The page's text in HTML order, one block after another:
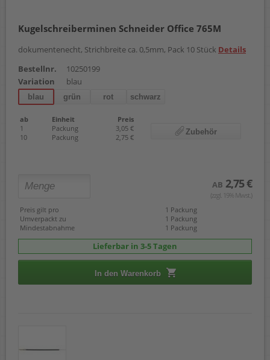
Kugelschreiberminen Schneider Office 765M
dokumentenecht, Strichbreite ca. 0,5mm, Pack 10 Stück Details
Bestellnr.
10250199
Variation
blau
blau grün rot schwarz
ab Einheit
Preis
1
Packung
3,05 €
10
Packung 2,75 €
Zubehör
AB 2,75 €
(zzgl. 19% Mwst.)
Preis gilt pro
1 Packung
Umverpackt zu
1 Packung
Mindestabnahme
1 Packung
Lieferbar in 3-5 Tagen
In den Warenkorb